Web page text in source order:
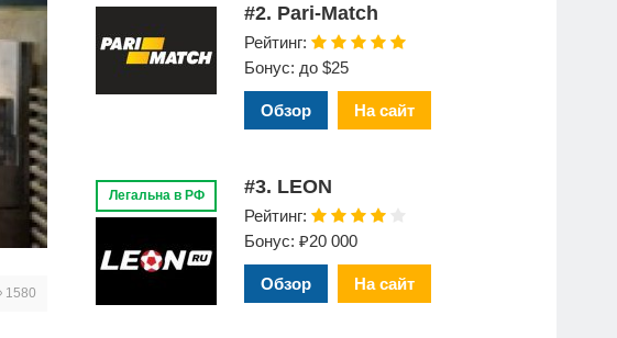
1580
#2. Pari-Match
Рейтинг:
Бонус: до $25
Обзор На сайт
Легальна в РФ #3. LEON
Рейтинг:
Бонус: ₽20 000
Обзор На сайт